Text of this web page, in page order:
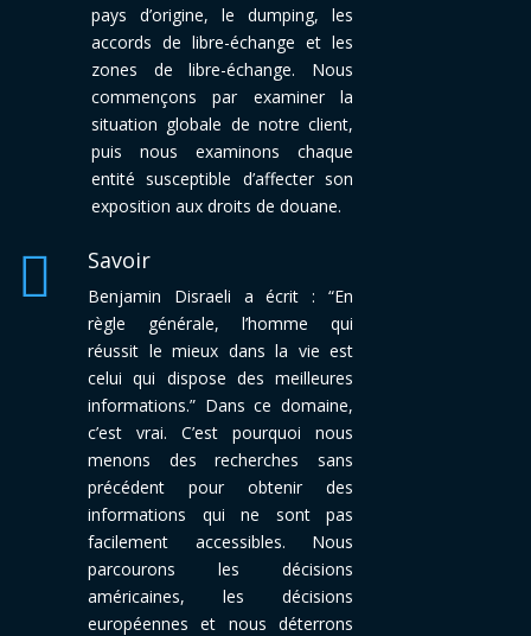
pays d’origine, le dumping, les
accords de libre-échange et les
zones de libre-échange. Nous
commençons par examiner la
situation globale de notre client,
puis nous examinons chaque
entité susceptible d’affecter son
exposition aux droits de douane.
 Savoir
Benjamin Disraeli a écrit : “En
règle générale, l’homme qui
réussit le mieux dans la vie est
celui qui dispose des meilleures
informations.” Dans ce domaine,
c’est vrai. C’est pourquoi nous
menons des recherches sans
précédent pour obtenir des
informations qui ne sont pas
facilement accessibles. Nous
parcourons les décisions
américaines, les décisions
européennes et nous déterrons